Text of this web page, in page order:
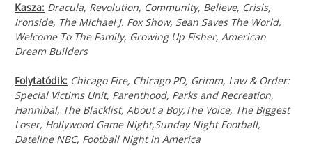
Kasza: Dracula, Revolution, Community, Believe, Crisis,
Ironside, The Michael J. Fox Show, Sean Saves The World,
Welcome To The Family, Growing Up Fisher, American
Dream Builders
Folytatódik: Chicago Fire, Chicago PD, Grimm, Law & Order:
Special Victims Unit, Parenthood, Parks and Recreation,
Hannibal, The Blacklist, About a Boy,The Voice, The Biggest
Loser, Hollywood Game Night,Sunday Night Football,
Dateline NBC, Football Night in America